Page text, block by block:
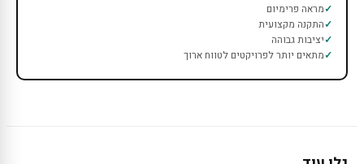
מראה פרימיום
התקנה מקצועית
יציבות גבוהה
מתאים יותר לפרויקטים לטווח ארוך